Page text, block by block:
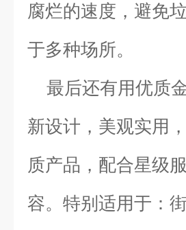
腐烂的速度，避免
于多种场所。
最后还有用优质
新设计，美观实用
质产品，配合星级
容。特别适用于：